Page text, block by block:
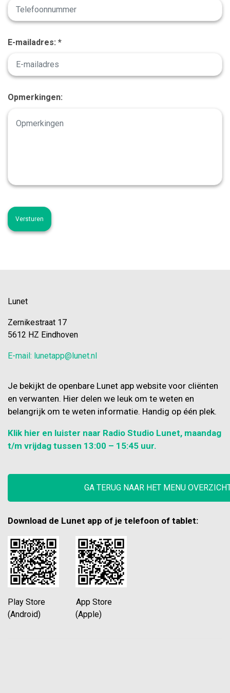
E-mailadres: *
Opmerkingen:
Lunet
Zernikestraat 17
5612 HZ Eindhoven
E-mail: lunetapp@lunet.nl
Je bekijkt de openbare Lunet app website voor cliënten
en verwanten. Hier delen we leuk om te weten en
belangrijk om te weten informatie. Handig op één plek.
Klik hier en luister naar Radio Studio Lunet, maandag
t/m vrijdag tussen 13:00 – 15:45 uur.
GA TERUG NAAR HET MENU
Download de Lunet app of je telefoon of tablet:
Play Store App Store
(Android) (Apple)